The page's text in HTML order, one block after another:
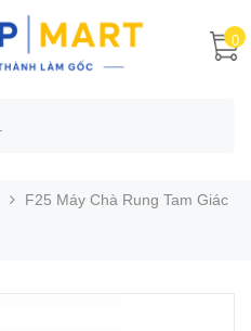
0
F25 Máy Chà Rung Tam Giác